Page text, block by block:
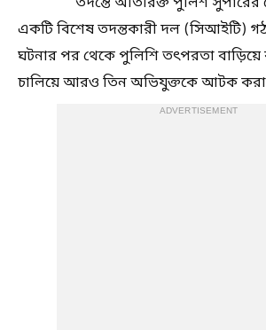
একটি বিশেষ তদন্তকারী দল (সিআইটি)
ঘটনার পর থেকে পুলিশি তৎপরতা বাড়িয়ে
চালিয়ে আরও তিন অভিযুক্তকে আটক করা
ADVERTISEMENT